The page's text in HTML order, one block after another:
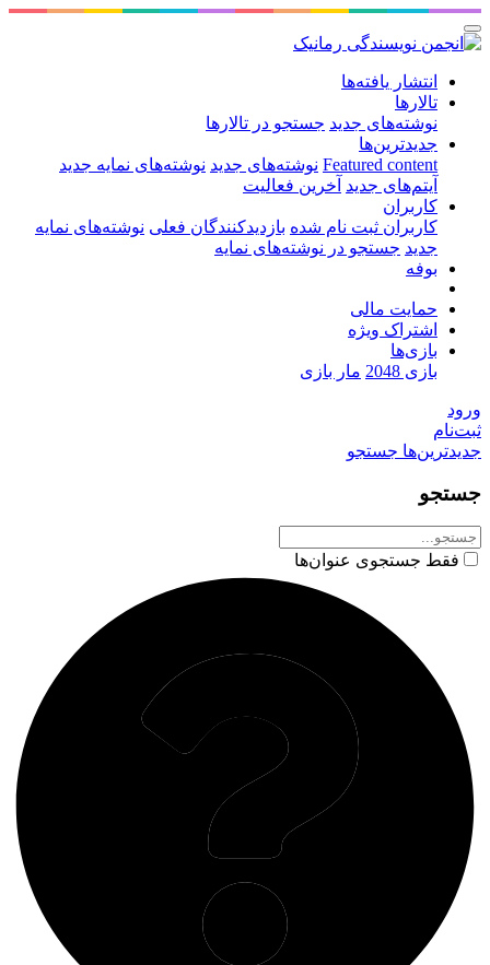
انتشار یافته‌ها
تالارها
نوشته‌های جدید جستجو در تالارها
جدیدترین‌ها
Featured content نوشته‌های جدید نوشته‌های نمایه جدید
آیتم‌های جدید آخرین فعالیت
کاربران
کاربران ثبت نام شده بازدیدکنندگان فعلی نوشته‌های نمایه
جدید جستجو در نوشته‌های نمایه
بوفه
حمایت مالی
اشتراک ویژه
بازی‌ها
بازی 2048
مار بازی
ورود
ثبت‌نام
جدیدترین‌ها جستجو
جستجو
فقط جستجوی عنوان‌ها